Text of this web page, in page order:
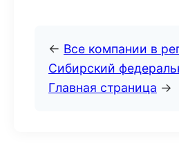
← Все компании в
Сибирский
Главная страница →